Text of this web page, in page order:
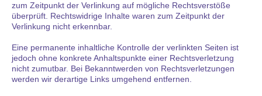
zum Zeitpunkt der Verlinkung auf mögliche Rechtsverstöße
überprüft. Rechtswidrige Inhalte waren zum Zeitpunkt der
Verlinkung nicht erkennbar.
Eine permanente inhaltliche Kontrolle der verlinkten Seiten ist
jedoch ohne konkrete Anhaltspunkte einer Rechtsverletzung
nicht zumutbar. Bei Bekanntwerden von Rechtsverletzungen
werden wir derartige Links umgehend entfernen.